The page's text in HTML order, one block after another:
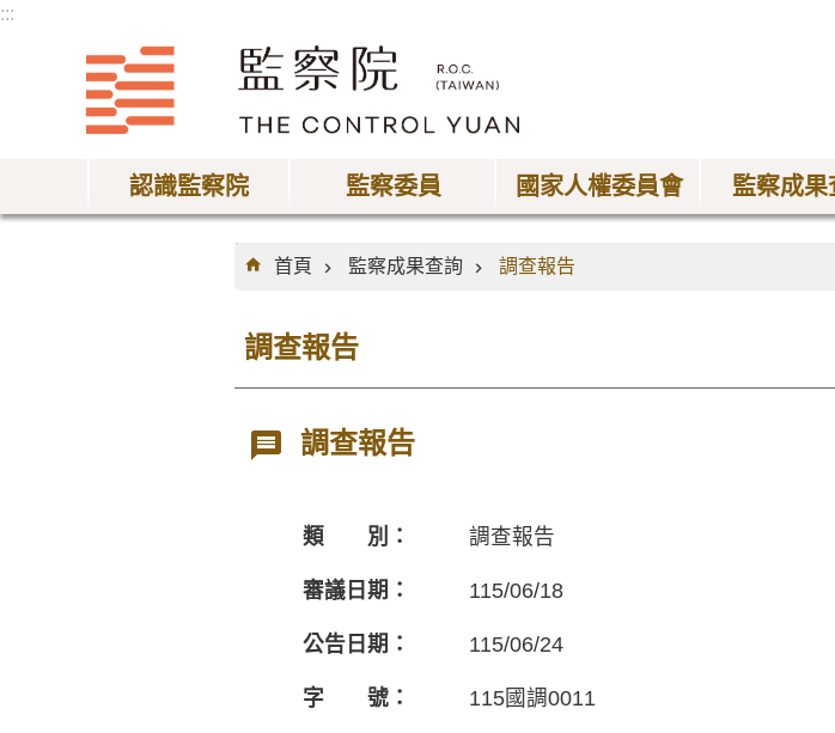
:::
認識監察院 監察委員 國家人權委員會 監察成果
:::
首頁
監察成果查詢 調查報告
調查報告
調查報告
類 別： 調查報告
審議日期： 115/06/18
公告日期： 115/06/24
字 號： 115國調0011